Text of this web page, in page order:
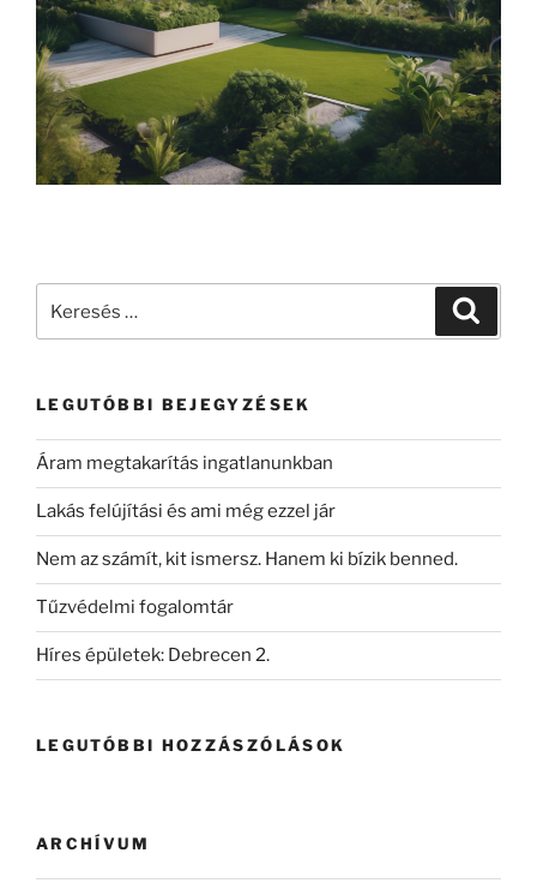
LEGUTÓBBI BEJEGYZÉSEK
Áram megtakarítás ingatlanunkban
Lakás felújítási és ami még ezzel jár
Nem az számít, kit ismersz. Hanem ki bízik benned.
Tűzvédelmi fogalomtár
Híres épületek: Debrecen 2.
LEGUTÓBBI HOZZÁSZÓLÁSOK
ARCHÍVUM